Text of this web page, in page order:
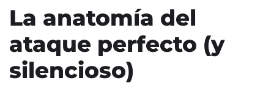
La anatomía del
ataque perfecto (y
silencioso)